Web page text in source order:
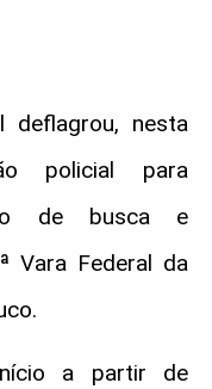
deflagrou, nesta
policial para
de busca e
Vara Federal da
a partir de